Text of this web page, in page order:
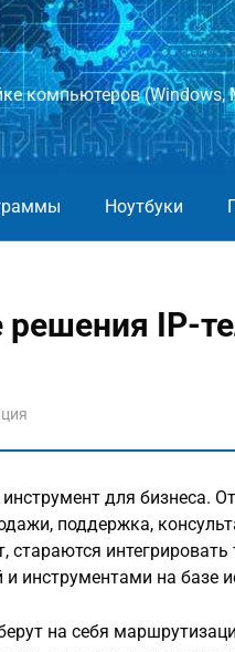
компьютеров (Windows,
Ноутбуки
IP-
для бизнеса.
поддержка,
стараются
инструментами на базе
на себя